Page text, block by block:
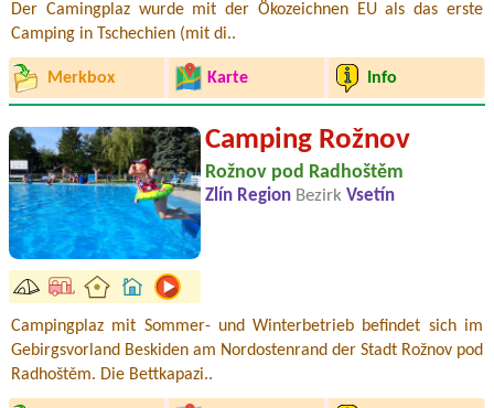
Der Camingplaz wurde mit der Ökozeichnen EU als das erste
Camping in Tschechien (mit di..
Merkbox Karte Info
Camping Rožnov
Rožnov pod Radhoštěm
Zlín Region Bezirk Vsetín
Campingplaz mit Sommer- und Winterbetrieb befindet sich im
Gebirgsvorland Beskiden am Nordostenrand der Stadt Rožnov pod
Radhoštěm. Die Bettkapazi..